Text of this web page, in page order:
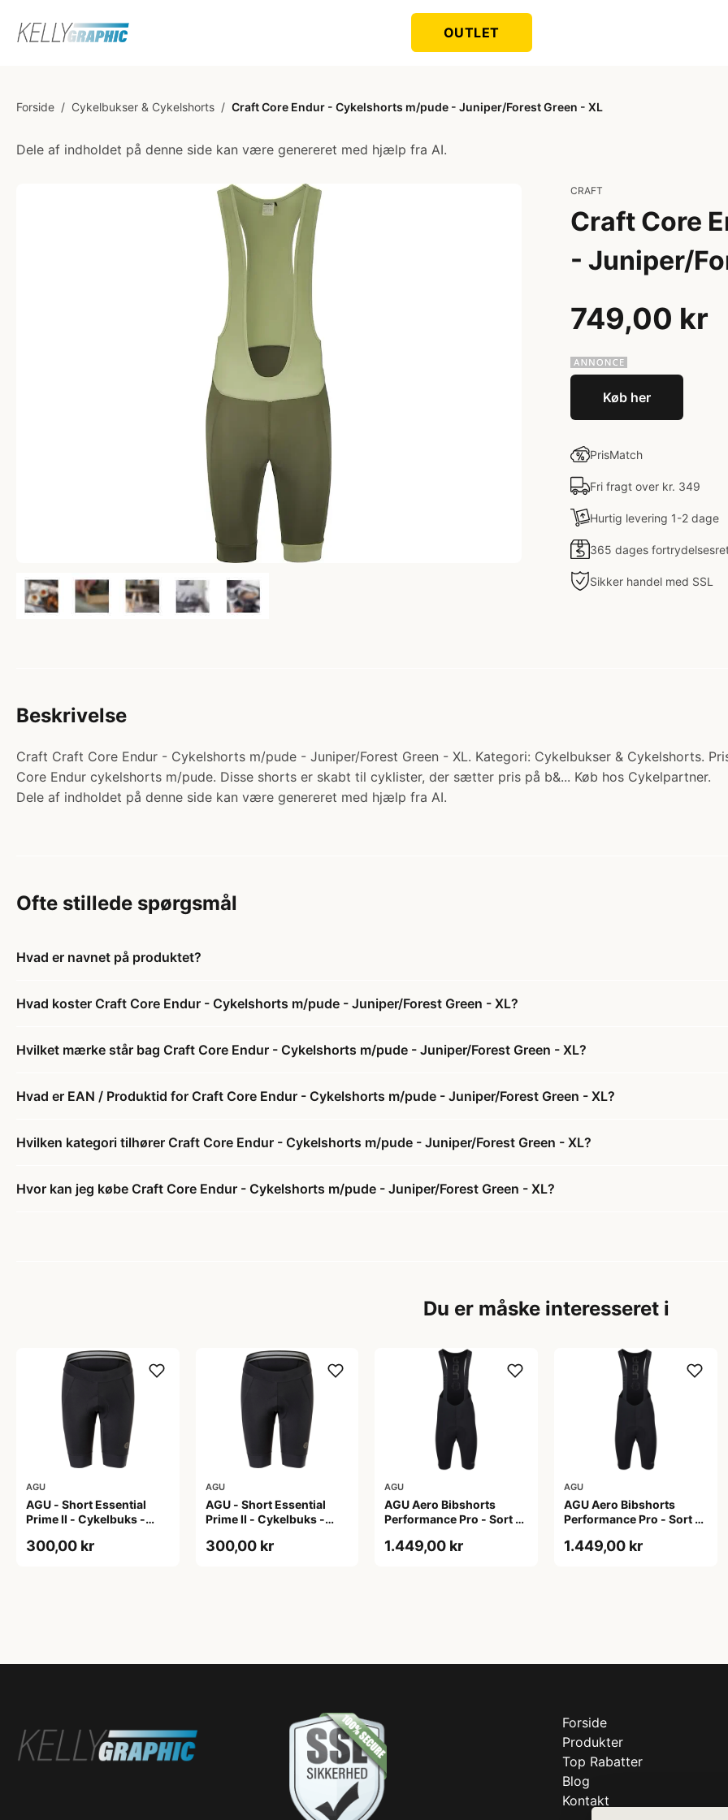
OUTLET
Forside / Cykelbukser & Cykelshorts / Craft Core Endur - Cykelshorts m/pude - Juniper/Forest Green - XL
Dele af indholdet på denne side kan være genereret med hjælp fra AI.
CRAFT
Craft Core
- Juniper/
749,00 kr
Køb her
PrisMatch
Fri fragt over kr. 349
Hurtig levering 1-2 dage
365 dages
Sikker handel med SSL
Beskrivelse
Craft Craft Core Endur - Cykelshorts m/pude - Juniper/Forest Green - XL. Kategori: Cykelbukser & Cykelshorts.
Core Endur cykelshorts m/pude. Disse shorts er skabt til cyklister, der sætter pris på b&... Køb hos Cykelpartner.
Dele af indholdet på denne side kan være genereret med hjælp fra AI.
Ofte stillede spørgsmål
Hvad er navnet på produktet?
Hvad koster Craft Core Endur - Cykelshorts m/pude - Juniper/Forest Green - XL?
Hvilket mærke står bag Craft Core Endur - Cykelshorts m/pude - Juniper/Forest Green - XL?
Hvad er EAN / Produktid for Craft Core Endur - Cykelshorts m/pude - Juniper/Forest Green - XL?
Hvilken kategori tilhører Craft Core Endur - Cykelshorts m/pude - Juniper/Forest Green - XL?
Hvor kan jeg købe Craft Core Endur - Cykelshorts m/pude - Juniper/Forest Green - XL?
Du er måske interesseret i
AGU
AGU - Short Essential
Prime II - Cykelbuks -
300,00 kr
AGU
AGU - Short Essential
Prime II - Cykelbuks -
300,00 kr
AGU
AGU Aero Bibshorts
Performance Pro - Sort -
1.449,00 kr
AGU
AGU Aero Bibshorts
Performance Pro - Sort -
1.449,00 kr
Forside
Produkter
Top Rabatter
Blog
Kontakt